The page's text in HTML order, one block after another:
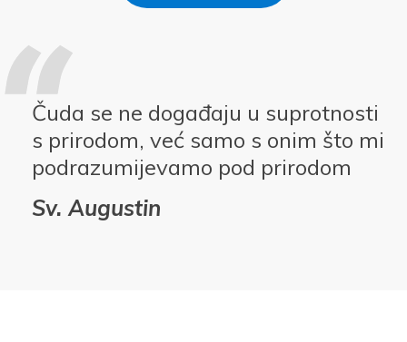
Čuda se ne događaju u suprotnosti
s prirodom, već samo s onim što mi
podrazumijevamo pod prirodom
Sv. Augustin